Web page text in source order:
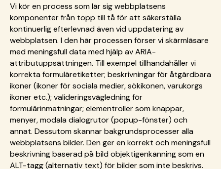
Vi kör en process som lär sig webbplatsens
komponenter från topp till tå för att säkerställa
kontinuerlig efterlevnad även vid uppdatering av
webbplatsen. I den här processen förser vi skärmläsare
med meningsfull data med hjälp av ARIA-
attributuppsättningen. Till exempel tillhandahåller vi
korrekta formuläretiketter; beskrivningar för åtgärdbara
ikoner (ikoner för sociala medier, sökikonen, varukorgs
ikoner etc.); valideringsvägledning för
formulärinmatningar; elementroller som knappar,
menyer, modala dialogrutor (popup-fönster) och
annat. Dessutom skannar bakgrundsprocesser alla
webbplatsens bilder. Den ger en korrekt och meningsfull
beskrivning baserad på bild objektigenkänning som en
ALT-tagg (alternativ text) för bilder som inte beskrivs.